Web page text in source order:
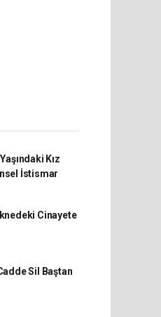
Kız
İstismar
Cinayete
Sil Baştan